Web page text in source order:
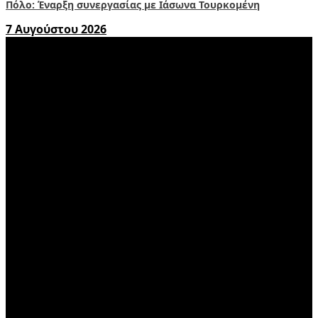
Πόλο: Έναρξη συνεργασίας με Ιάσωνα Τουρκομένη
7 Αυγούστου 2026